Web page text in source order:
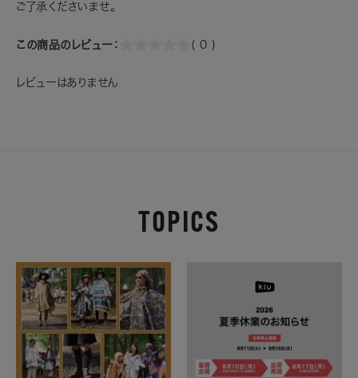
ご了承くださいませ。
この商品のレビュー： ( 0 )
レビューはありません
TOPICS